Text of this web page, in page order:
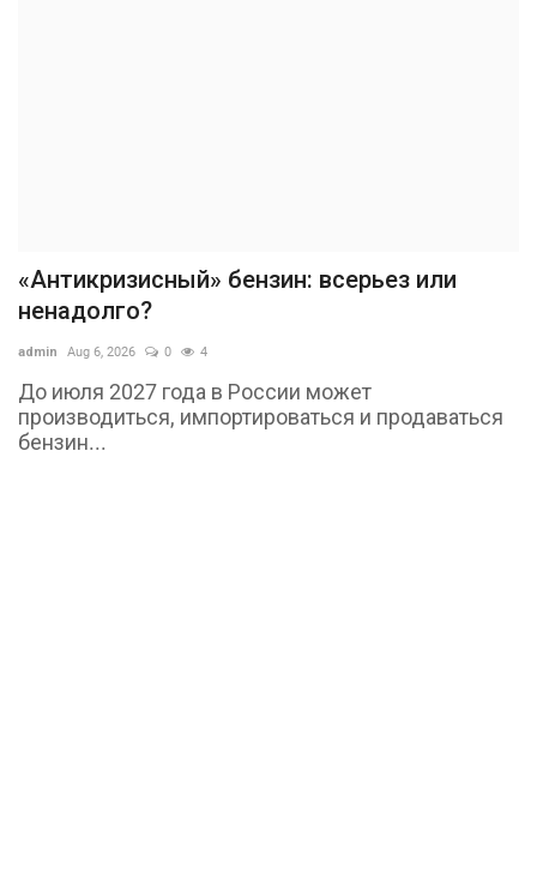
«Антикризисный» бензин: всерьез или
ненадолго?
admin Aug 6, 2026 0 4
До июля 2027 года в России может
производиться, импортироваться и продаваться
бензин...